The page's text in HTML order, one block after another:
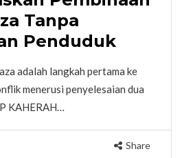
Tanpa
Penduduk
adalah langkah pertama ke
menerusi penyelesaian dua
KAHERAH…
Share